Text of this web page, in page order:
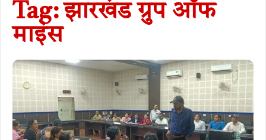
Tag: झारखंड ग्रुप ऑफ
माइंस